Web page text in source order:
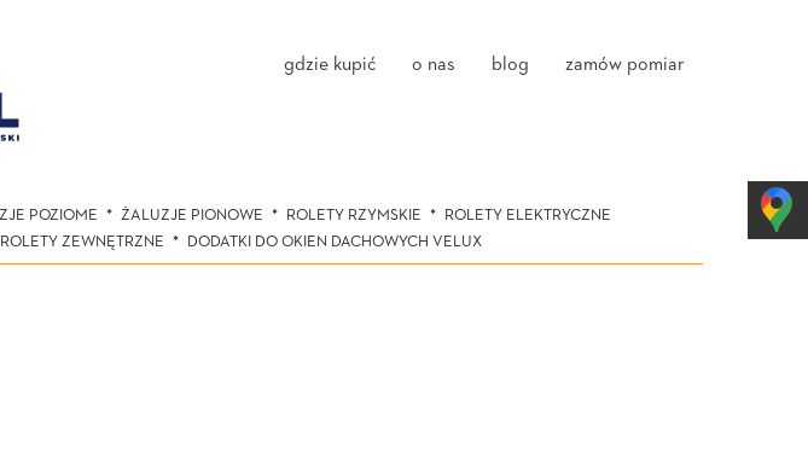
gdzie kupić o nas blog zamów pomiar
POZIOME ŻALUZJE PIONOWE ROLETY RZYMSKIE
ROLETY ELEKTRYCZNE
ROLETY ZEWNĘTRZNE DODATKI DO OKIEN DACHOWYCH VELUX